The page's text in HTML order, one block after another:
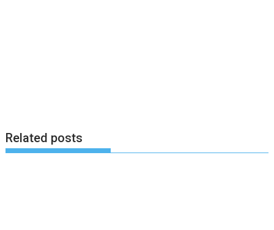
Related posts